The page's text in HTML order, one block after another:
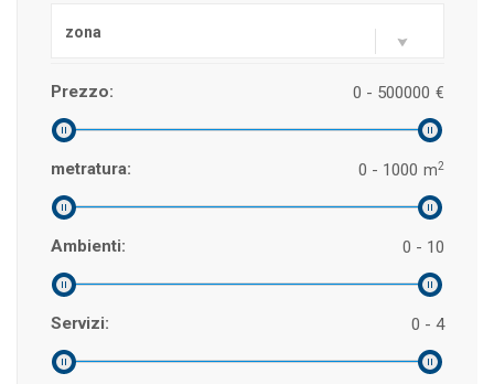
zona
Prezzo: €
0 - 500000
metratura: m2
0 - 1000
Ambienti: 0 - 10
Servizi: 0 - 4